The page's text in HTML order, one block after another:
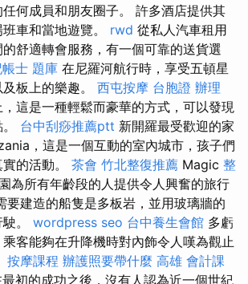
何成員和朋友圈子。 許多酒店提供其
車和當地遊覽。 rwd 從私人汽車租用
舒適轉會服務，有一個可靠的送貨選
士 題庫 在尼羅河航行時，享受五頓星
板上的樂趣。 西屯按摩 台胞證 辦理
這是一種輕鬆而豪華的方式，可以發現
台中刮痧推薦ptt 新開羅最受歡迎的家
，這是一個互動的室內城市，孩子們
的活動。 茶會 竹北整復推薦 Magic 整
為所有年齡段的人提供令人興奮的旅行
要建造的船隻是多板岩，並用玻璃牆的
。 wordpress seo 台中養生會館 多虧
客能夠在升降機時對內飾令人嘆為觀止
按摩課程 辦護照要帶什麼 高雄 會計課
初的成功之後，沒有人認為近一個世紀